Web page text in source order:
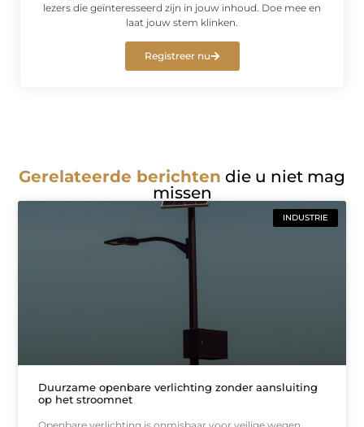
lezers die geïnteresseerd zijn in jouw inhoud. Doe mee en
laat jouw stem klinken.
Registreer nu
Gerelateerde berichten die u niet mag
missen
INDUSTRIE
Duurzame openbare verlichting zonder aansluiting
op het stroomnet